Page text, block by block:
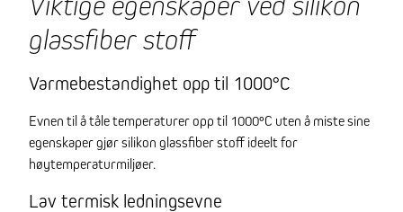
glassfiber stoff
Varmebestandighet opp til 1000°C
Evnen til å tåle temperaturer opp til 1000°C uten å miste sine
egenskaper gjør silikon glassfiber stoff ideelt for
høytemperaturmiljøer.
Lav termisk ledningsevne